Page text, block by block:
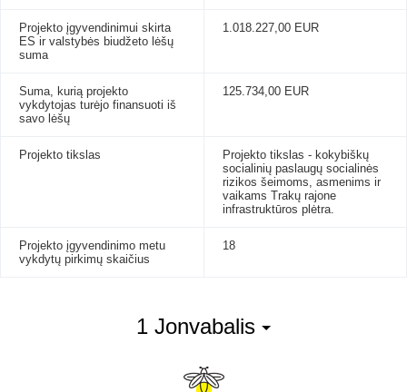
Projekto įgyvendinimui skirta
ES ir valstybės biudžeto lėšų
suma
1.018.227,00 EUR
Suma, kurią projekto
vykdytojas turėjo finansuoti iš
savo lėšų
125.734,00 EUR
Projekto tikslas
Projekto tikslas - kokybiškų
socialinių paslaugų socialinės
rizikos šeimoms, asmenims ir
vaikams Trakų rajone
infrastruktūros plėtra.
Projekto įgyvendinimo metu
vykdytų pirkimų skaičius
18
1 Jonvabalis